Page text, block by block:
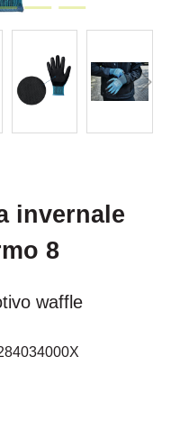
invernale
8
waffle